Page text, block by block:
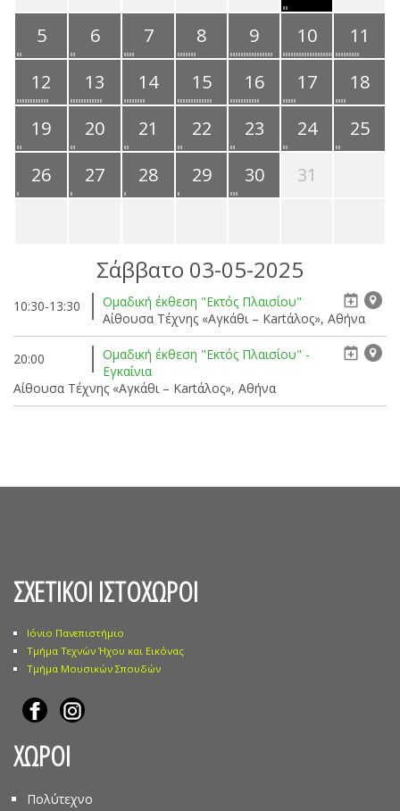
5
6 7 8 9 10
11
12
13 14 15 16 17
18
19
20 21 22 23 24
25
26
27 28 29 30 31
Σάββατο 03-05-2025
10:30-13:30
Ομαδική έκθεση "Εκτός Πλαισίου"
Αίθουσα Τέχνης «Αγκάθι – Kartάλος», Αθήνα
20:00
Ομαδική έκθεση "Εκτός Πλαισίου" -
Εγκαίνια
Αίθουσα Τέχνης «Αγκάθι – Kartάλος», Αθήνα
ΣΧΕΤΙΚΟΙ ΙΣΤΟΧΩΡΟΙ
Ιόνιο Πανεπιστήμιο
Τμήμα Τεχνών Ήχου και Εικόνας
Τμήμα Μουσικών Σπουδών
ΧΩΡΟΙ
Πολύτεχνο